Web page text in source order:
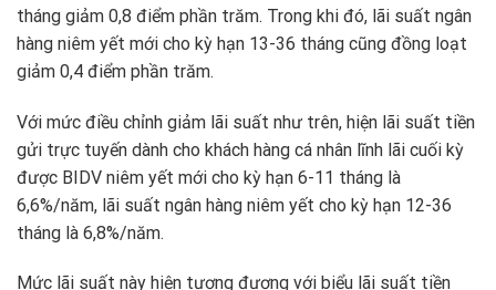
tháng giảm 0,8 điểm phần trăm. Trong khi đó, lãi suất ngân
hàng niêm yết mới cho kỳ hạn 13-36 tháng cũng đồng loạt
giảm 0,4 điểm phần trăm.
Với mức điều chỉnh giảm lãi suất như trên, hiện lãi suất tiền
gửi trực tuyến dành cho khách hàng cá nhân lĩnh lãi cuối kỳ
được BIDV niêm yết mới cho kỳ hạn 6-11 tháng là
6,6%/năm, lãi suất ngân hàng niêm yết cho kỳ hạn 12-36
tháng là 6,8%/năm.
Mức lãi suất này hiện tương đương với biểu lãi suất tiền